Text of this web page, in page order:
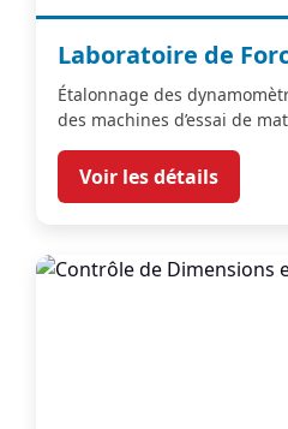
Laboratoire de
Étalonnage des
des machines d’essai de
Voir les détails